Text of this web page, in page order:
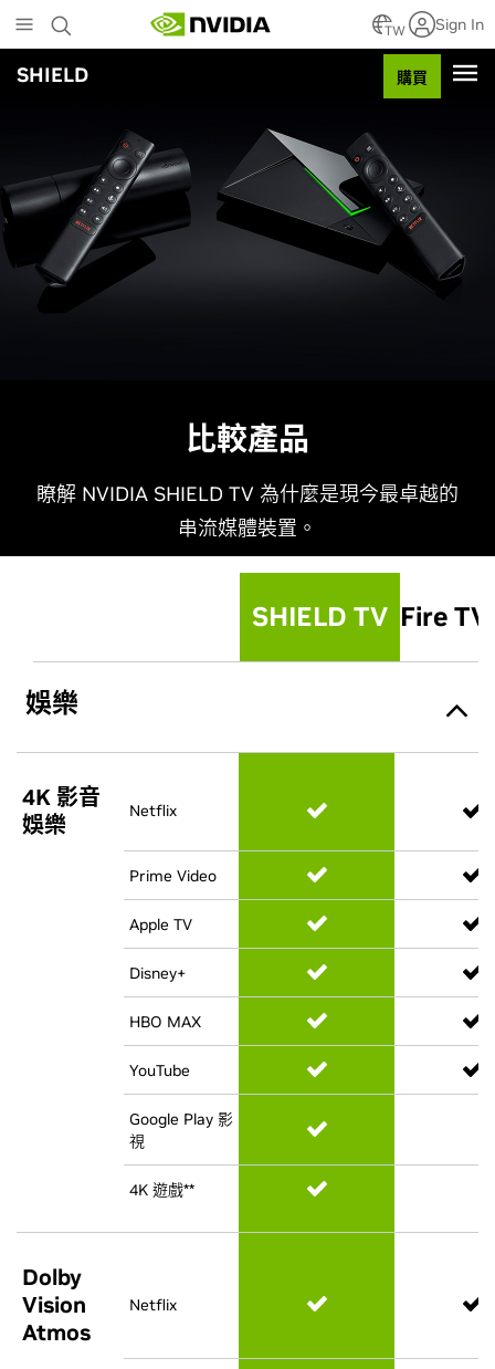
to
main
content
TW Sign In
SHIELD 購買
比較產品
瞭解 NVIDIA SHIELD TV 為什麼是現今最卓越的
串流媒體裝置。
SHIELD TV Fire
SHIELD TV Fire
娛樂
4K 影音
娛樂
Netflix
Prime Video
Apple TV
Disney+
HBO MAX
YouTube
Google Play 影
視
4K 遊戲**
Dolby
Vision
Atmos
Netflix
4K 影音
娛樂
Netflix
Prime Video
Apple TV
Disney+
HBO MAX
YouTube
Google Play 影
視
4K 遊戲**
Dolby
Vision
Atmos
Netflix